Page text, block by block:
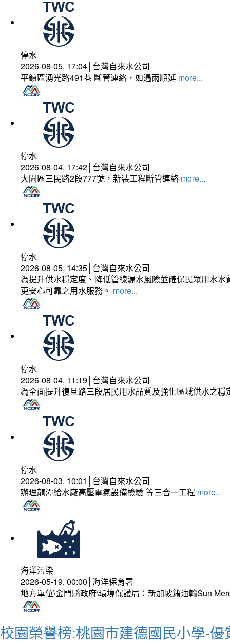
停水
2026-08-05, 17:04│台灣自來水公司
平鎮區湧光路491巷 斷管連絡，如遇雨順延 more...
停水
2026-08-04, 17:42│台灣自來水公司
大園區三民路2段777號，新裝工程斷管連絡 more...
停水
2026-08-05, 14:35│台灣自來水公司
為提升供水穩定度、降低管線漏水風險並確保民眾用水
更安心可靠之用水服務。 more...
停水
2026-08-04, 11:19│台灣自來水公司
為全面提升復旦路三段居民用水品質及強化區域供水之
停水
2026-08-03, 10:01│台灣自來水公司
辦理龍潭給水廠高壓電氣設備檢驗 等三合一工程 more...
海洋污染
2026-05-19, 00:00│海洋保育署
地方單位\金門縣政府\環境保護局：新加坡籍油輪Sun
校園榮譽榜:桃園市建德國民小學-優